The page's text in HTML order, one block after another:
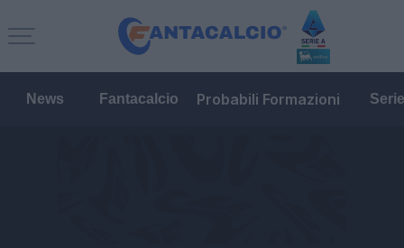
News Fantacalcio Probabili Formazioni